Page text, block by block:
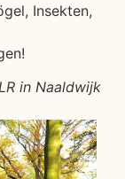
Insekten,
in Naaldwijk